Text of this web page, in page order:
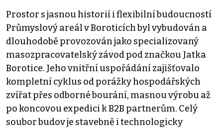
Prostor s jasnou historií i flexibilní budoucností
Průmyslový areál v Boroticích byl vybudován a
dlouhodobě provozován jako specializovaný
masozpracovatelský závod pod značkou Jatka
Borotice. Jeho vnitřní uspořádání zajišťovalo
kompletní cyklus od porážky hospodářských
zvířat přes odborné bourání, masnou výrobu až
po koncovou expedici k B2B partnerům. Celý
soubor budov je stavebně i technologicky